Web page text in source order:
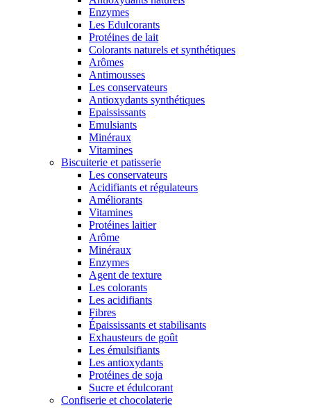
Enzymes
Les Edulcorants
Protéines de lait
Colorants naturels et synthétiques
Arômes
Antimousses
Les conservateurs
Antioxydants synthétiques
Epaississants
Emulsiants
Minéraux
Vitamines
Biscuiterie et patisserie
Les conservateurs
Acidifiants et régulateurs
Améliorants
Vitamines
Protéines laitier
Arôme
Minéraux
Enzymes
Agent de texture
Les colorants
Les acidifiants
Fibres
Épaississants et stabilisants
Exhausteurs de goût
Les émulsifiants
Les antioxydants
Protéines de soja
Sucre et édulcorant
Confiserie et chocolaterie